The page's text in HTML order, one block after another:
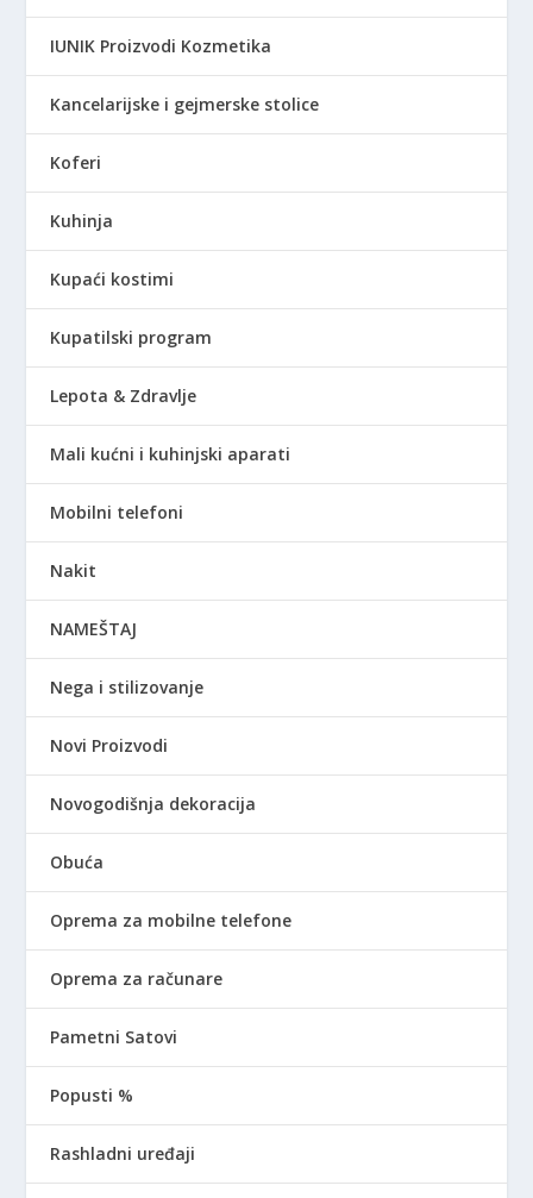
IUNIK Proizvodi Kozmetika
Kancelarijske i gejmerske stolice
Koferi
Kuhinja
Kupaći kostimi
Kupatilski program
Lepota & Zdravlje
Mali kućni i kuhinjski aparati
Mobilni telefoni
Nakit
NAMEŠTAJ
Nega i stilizovanje
Novi Proizvodi
Novogodišnja dekoracija
Obuća
Oprema za mobilne telefone
Oprema za računare
Pametni Satovi
Popusti %
Rashladni uređaji